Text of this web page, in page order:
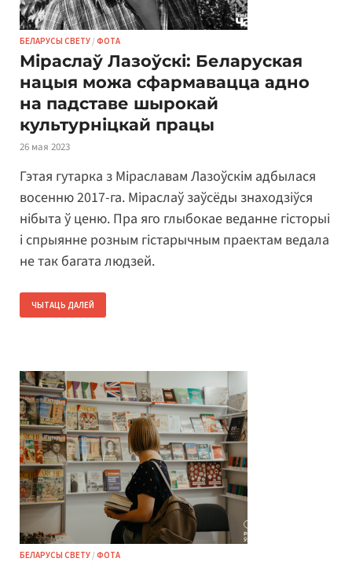
БЕЛАРУСЫ СВЕТУ /ФОТА
Міраслаў Лазоўскі: Беларуская
нацыя можа сфармавацца адно
на падставе шырокай
культурніцкай працы
26 мая 2023
Гэтая гутарка з Міраславам Лазоўскім адбылася
восенню 2017-га. Міраслаў заўсёды знаходзіўся
нібыта ў ценю. Пра яго глыбокае веданне гісторыі
і спрыянне розным гістарычным праектам ведала
не так багата людзей.
ЧЫТАЦЬ ДАЛЕЙ
БЕЛАРУСЫ СВЕТУ /ФОТА